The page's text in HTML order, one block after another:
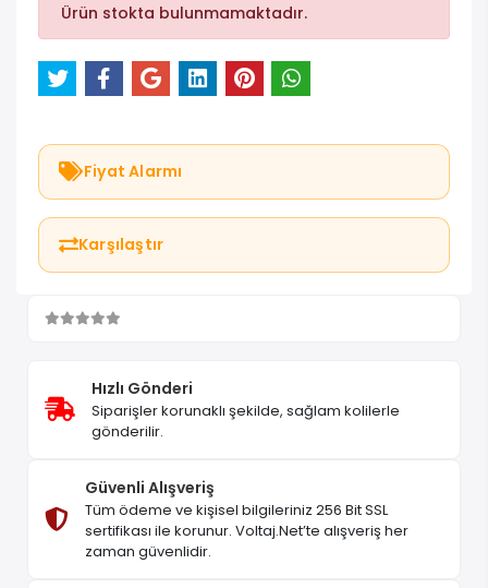
Ürün stokta bulunmamaktadır.
Fiyat Alarmı
Karşılaştır
Hızlı Gönderi
Siparişler korunaklı şekilde, sağlam kolilerle
gönderilir.
Güvenli Alışveriş
Tüm ödeme ve kişisel bilgileriniz 256 Bit SSL
sertifikası ile korunur. Voltaj.Net’te alışveriş her
zaman güvenlidir.